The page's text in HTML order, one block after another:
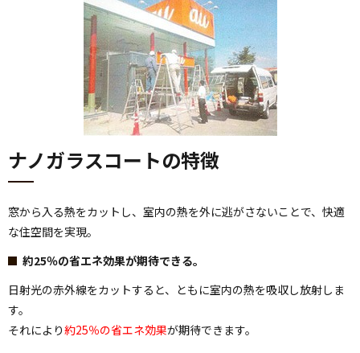
ナノガラスコートの特徴
窓から入る熱をカットし、室内の熱を外に逃がさないことで、快適
な住空間を実現。
約25％の省エネ効果が期待できる。
日射光の赤外線をカットすると、ともに室内の熱を吸収し放射しま
す。
それにより約25％の省エネ効果が期待できます。